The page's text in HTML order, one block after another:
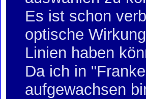
Es ist schon
optische
Linien haben
Da ich in
aufgewachsen